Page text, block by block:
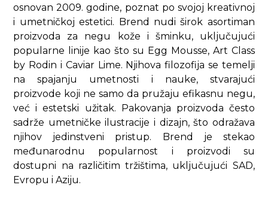
osnovan 2009. godine, poznat po svojoj kreativnoj
i umetničkoj estetici. Brend nudi širok asortiman
proizvoda za negu kože i šminku, uključujući
popularne linije kao što su Egg Mousse, Art Class
by Rodin i Caviar Lime. Njihova filozofija se temelji
na spajanju umetnosti i nauke, stvarajući
proizvode koji ne samo da pružaju efikasnu negu,
već i estetski užitak. Pakovanja proizvoda često
sadrže umetničke ilustracije i dizajn, što odražava
njihov jedinstveni pristup. Brend je stekao
međunarodnu popularnost i proizvodi su
dostupni na različitim tržištima, uključujući SAD,
Evropu i Aziju.